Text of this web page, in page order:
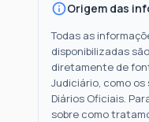
Origem das
Todas as
disponibilizadas
diretamente de
Judiciário, como
Diários Oficiais.
sobre como